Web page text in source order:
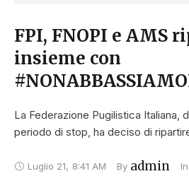
FPI, FNOPI e AMS
insieme con
La Federazione Pugilistica Italiana,
periodo di stop, ha deciso di
Luglio 21, 8:41 AM By admin In